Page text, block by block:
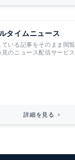
タイムニュース
ている記事をそのまま閲覧
のニュース配信サービス
詳細を見る